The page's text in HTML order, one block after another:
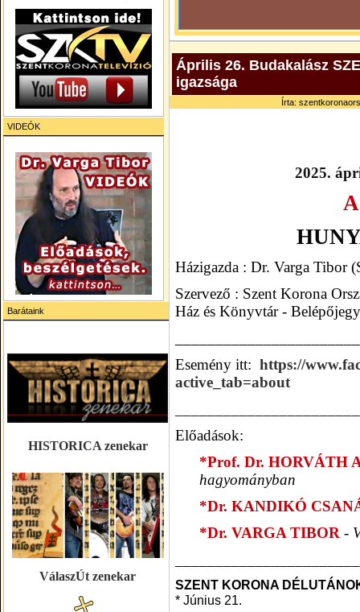
VIDEÓK
Barátaink
HISTORICA zenekar
VálaszÚt zenekar
Április 26. Budakalász
igazsága
Írta:
2025.
Házigazda : Dr. Varga Tibor
Szervező : Szent Korona
Ház és Könyvtár -
Esemény itt: https://
active_tab=about
Előadások:
*Prof. Dr. HORVÁTH
hagyományban
*Dr. KANDIKÓ
*Dr. VARGA TIBOR -
SZENT KORONA
* Június 21.